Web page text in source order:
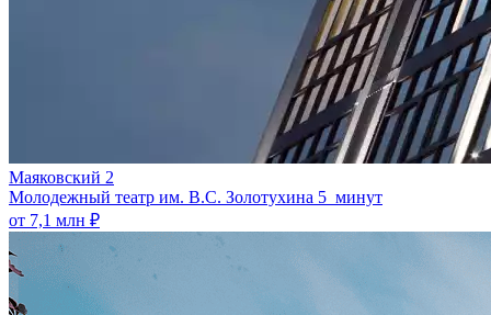
Маяковский 2
Молодежный театр им. В.С. Золотухина 5 минут
от 7,1 млн ₽